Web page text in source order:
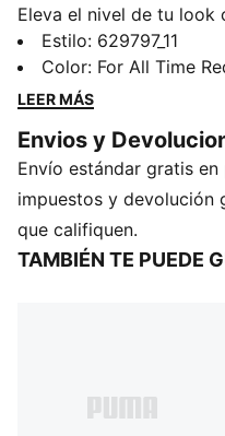
Eleva el nivel de tu look
corte recto. Con las
cierre y alforza
te ofrecen estilo y
mientras que el ícono
resalta nuestra herencia.
CARACTERÍSTICAS Y
Producto fabricado con
materiales reciclados
Estilo: 629797_11
Color: For All Time
LEER MÁS
Envios y
Envío estándar gratis
impuestos y devolución
que califiquen.
TAMBIÉN TE PUEDE